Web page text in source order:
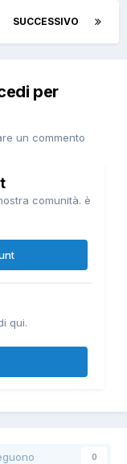
SUCCESSIVO
per
un commento
comunità. è
qui.
0